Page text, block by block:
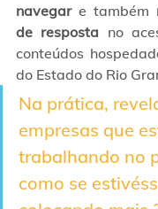
navegar e também
de resposta no
conteúdos
do Estado do Rio
Na prática,
empresas que
trabalhando no
como se